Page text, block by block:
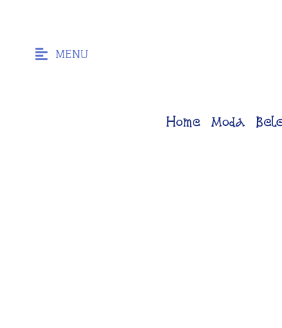
MENU
Home Moda